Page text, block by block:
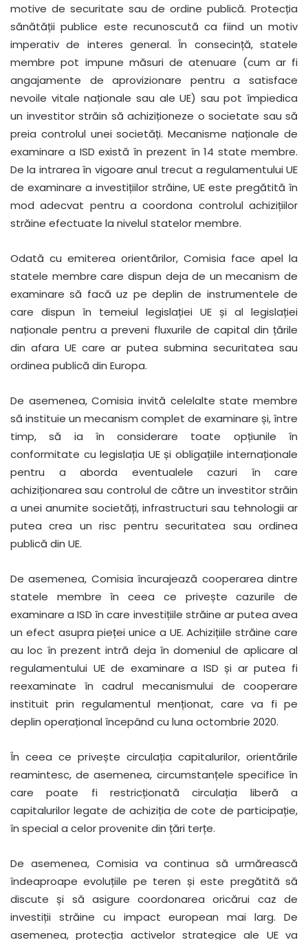
motive de securitate sau de ordine publică. Protecția
sănătății publice este recunoscută ca fiind un motiv
imperativ de interes general. În consecință, statele
membre pot impune măsuri de atenuare (cum ar fi
angajamente de aprovizionare pentru a satisface
nevoile vitale naționale sau ale UE) sau pot împiedica
un investitor străin să achiziționeze o societate sau să
preia controlul unei societăți. Mecanisme naționale de
examinare a ISD există în prezent în 14 state membre.
De la intrarea în vigoare anul trecut a regulamentului UE
de examinare a investițiilor străine, UE este pregătită în
mod adecvat pentru a coordona controlul achizițiilor
străine efectuate la nivelul statelor membre.
Odată cu emiterea orientărilor, Comisia face apel la
statele membre care dispun deja de un mecanism de
examinare să facă uz pe deplin de instrumentele de
care dispun în temeiul legislației UE și al legislației
naționale pentru a preveni fluxurile de capital din țările
din afara UE care ar putea submina securitatea sau
ordinea publică din Europa.
De asemenea, Comisia invită celelalte state membre
să instituie un mecanism complet de examinare și, între
timp, să ia în considerare toate opțiunile în
conformitate cu legislația UE și obligațiile internaționale
pentru a aborda eventualele cazuri în care
achiziționarea sau controlul de către un investitor străin
a unei anumite societăți, infrastructuri sau tehnologii ar
putea crea un risc pentru securitatea sau ordinea
publică din UE.
De asemenea, Comisia încurajează cooperarea dintre
statele membre în ceea ce privește cazurile de
examinare a ISD în care investițiile străine ar putea avea
un efect asupra pieței unice a UE. Achizițiile străine care
au loc în prezent intră deja în domeniul de aplicare al
regulamentului UE de examinare a ISD și ar putea fi
reexaminate în cadrul mecanismului de cooperare
instituit prin regulamentul menționat, care va fi pe
deplin operațional începând cu luna octombrie 2020.
În ceea ce privește circulația capitalurilor, orientările
reamintesc, de asemenea, circumstanțele specifice în
care poate fi restricționată circulația liberă a
capitalurilor legate de achiziția de cote de participație,
în special a celor provenite din țări terțe.
De asemenea, Comisia va continua să urmărească
îndeaproape evoluțiile pe teren și este pregătită să
discute și să asigure coordonarea oricărui caz de
investiții străine cu impact european mai larg. De
asemenea, protecția activelor strategice ale UE va